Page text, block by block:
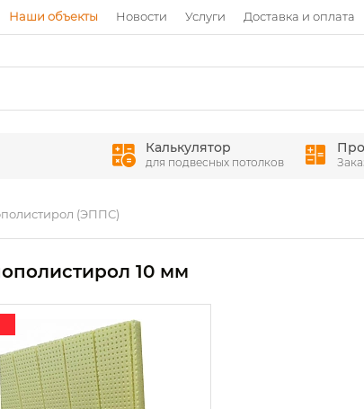
Наши объекты Новости Услуги Доставка и оплата
Калькулятор
для подвесных потолков
(ЭППС)
10 мм